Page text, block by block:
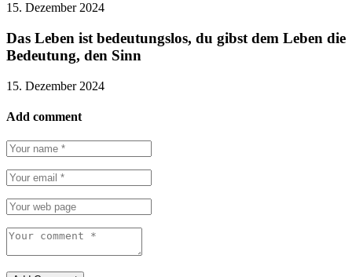
15. Dezember 2024
Das Leben ist bedeutungslos, du gibst dem Leben die
Bedeutung, den Sinn
15. Dezember 2024
Add comment